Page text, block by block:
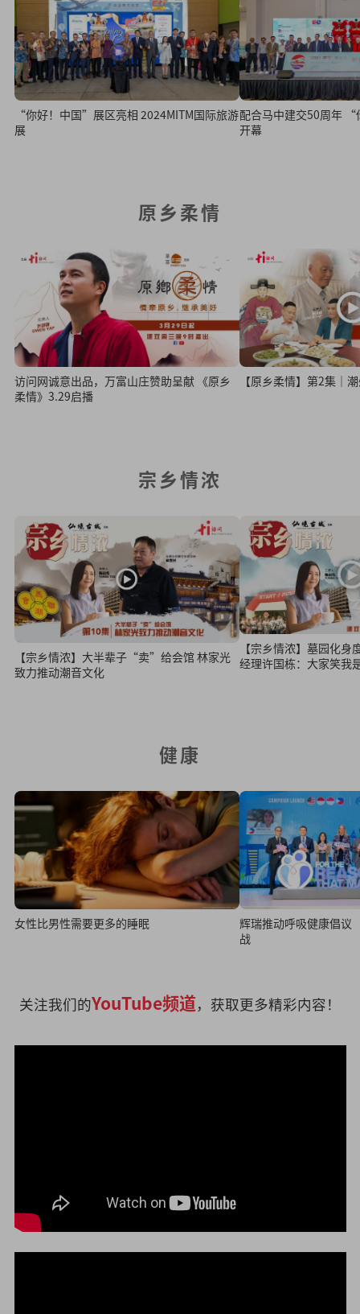
“你好！中国”展区亮相 2024MITM国际旅游
展
配合马中建交50周年
开幕
原乡柔情
访问网诚意出品，万富山庄赞助呈献 《原乡
柔情》3.29启播
【原乡柔情】第2集｜
宗乡情浓
【宗乡情浓】大半辈子“卖”给会馆 林家光
致力推动潮音文化
【宗乡情浓】墓园化
经理许国栋：大家笑我
健康
女性比男性需要更多的睡眠
辉瑞推动呼吸健康倡
战
关注我们的YouTube频道，获取更多精彩内容！